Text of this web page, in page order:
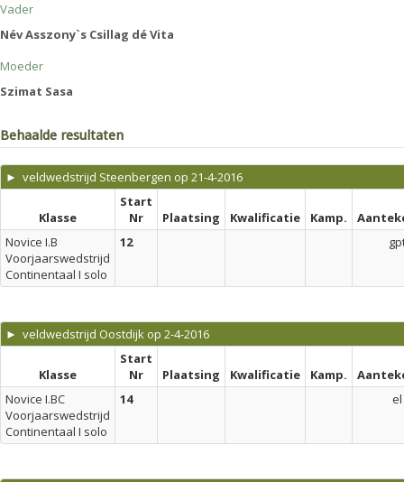
Vader
Név Asszony`s Csillag dé Vita
Moeder
Szimat Sasa
Behaalde resultaten
► veldwedstrijd Steenbergen op 21-4-2016
Klasse
Start
Nr
Plaatsing Kwalificatie Kamp.
Novice I.B
Voorjaarswedstrijd
Continentaal I solo
12
► veldwedstrijd Oostdijk op 2-4-2016
Klasse
Start
Nr
Plaatsing Kwalificatie Kamp.
Novice I.BC
Voorjaarswedstrijd
Continentaal I solo
14 el